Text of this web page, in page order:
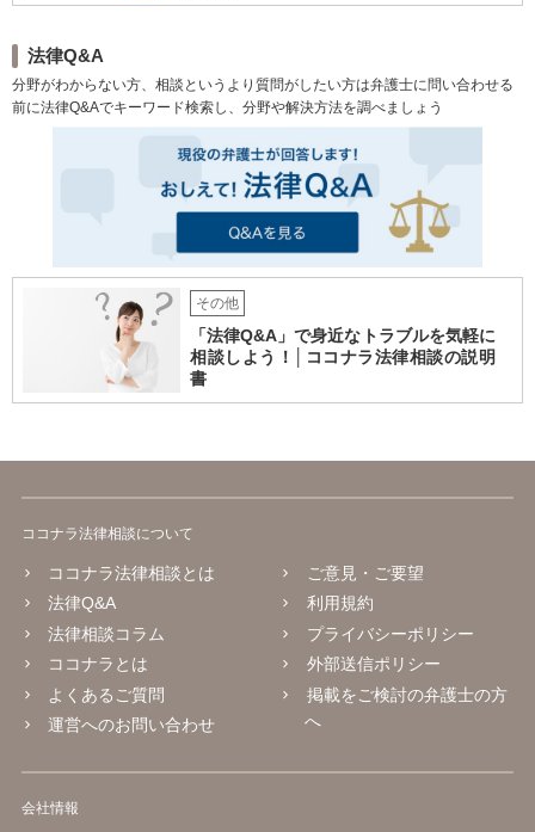
です。
法律Q&A
分野がわからない方、相談というより質問がしたい方は弁護士に問い合わせる
前に法律Q&Aでキーワード検索し、分野や解決方法を調べましょう
その他
「法律Q&A」で身近なトラブルを気軽に
相談しよう！│ココナラ法律相談の説明
書
ココナラ法律相談について
ココナラ法律相談とは
法律Q&A
法律相談コラム
ココナラとは
よくあるご質問
運営へのお問い合わせ
ご意見・ご要望
利用規約
プライバシーポリシー
外部送信ポリシー
掲載をご検討の弁護士の方
へ
会社情報